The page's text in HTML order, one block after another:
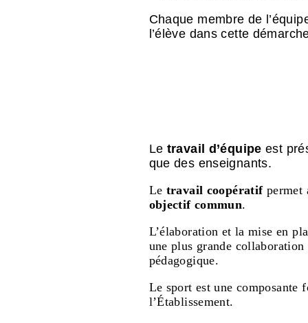
Chaque membre de
l’élève dans cette
Le travail d’équipe est
que des enseignants.
Le travail coopératifpermet
objectif commun.
L’élaboration et la mise en
une plus grande collaboration
pédagogique.
Le sport est une composante
l’Établissement.